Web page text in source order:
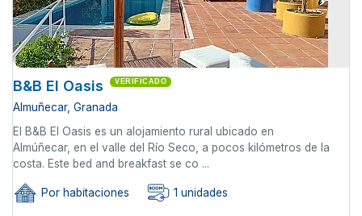
B&B El Oasis VERIFICADO
Almuñecar, Granada
El B&B El Oasis es un alojamiento rural ubicado en
Almúñecar, en el valle del Río Seco, a pocos kilómetros de la
costa. Este bed and breakfast se co ...
Por habitaciones 1 unidades